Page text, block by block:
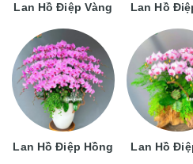
Lan Hồ Điệp Vàng
Lan Hồ Điệp Hồng
Lan Hồ
Lan Hồ